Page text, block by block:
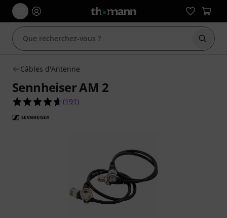
Câbles d'Antenne
Sennheiser AM 2
4.7 étoiles sur 5 d'après 191 évaluations clients
(191 )